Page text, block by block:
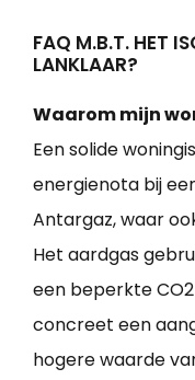
FAQ M.B.T. HET
LANKLAAR?
Waarom mijn
Een solide
energienota bij
Antargaz, waar
Het aardgas
een beperkte
concreet een
hogere waarde